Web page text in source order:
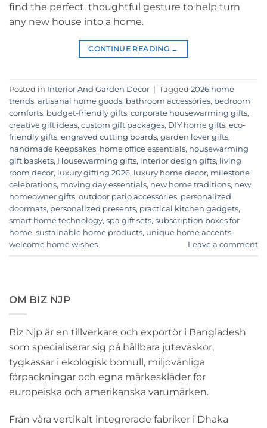
find the perfect, thoughtful gesture to help turn
any new house into a home.
CONTINUE READING →
Posted in Interior And Garden Decor | Tagged 2026 home
trends, artisanal home goods, bathroom accessories, bedroom
comforts, budget-friendly gifts, corporate housewarming gifts,
creative gift ideas, custom gift packages, DIY home gifts, eco-
friendly gifts, engraved cutting boards, garden lover gifts,
handmade keepsakes, home office essentials, housewarming
gift baskets, Housewarming gifts, interior design gifts, living
room decor, luxury gifting 2026, luxury home decor, milestone
celebrations, moving day essentials, new home traditions, new
homeowner gifts, outdoor patio accessories, personalized
doormats, personalized presents, practical kitchen gadgets,
smart home technology, spa gift sets, subscription boxes for
home, sustainable home products, unique home accents,
welcome home wishes
Leave a comment
OM BIZ NJP
Biz Njp är en tillverkare och exportör i Bangladesh
som specialiserar sig på hållbara juteväskor,
tygkassar i ekologisk bomull, miljövänliga
förpackningar och egna märkeskläder för
europeiska och amerikanska varumärken.
Från våra vertikalt integrerade fabriker i Dhaka